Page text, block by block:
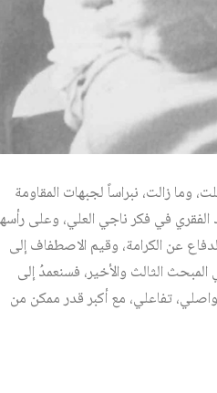
زالت، نبراساً لجبهات المقاومة
في فكر ناجي العلي، وعلى
عن الكرامة، وقيم الاصطفاف إلى
الثالث والأخير، فسنعمدُ إلى
تفاعلي، مع أكبر قدر ممكن من